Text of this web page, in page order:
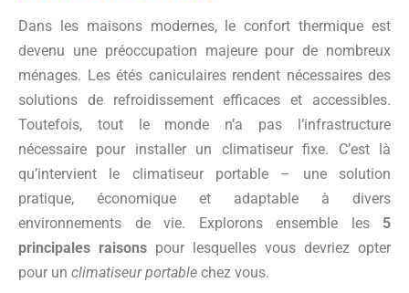
Dans les maisons modernes, le confort thermique est
devenu une préoccupation majeure pour de nombreux
ménages. Les étés caniculaires rendent nécessaires des
solutions de refroidissement efficaces et accessibles.
Toutefois, tout le monde n’a pas l’infrastructure
nécessaire pour installer un climatiseur fixe. C’est là
qu’intervient le climatiseur portable – une solution
pratique, économique et adaptable à divers
environnements de vie. Explorons ensemble les 5
principales raisons pour lesquelles vous devriez opter
pour un climatiseur portable chez vous.